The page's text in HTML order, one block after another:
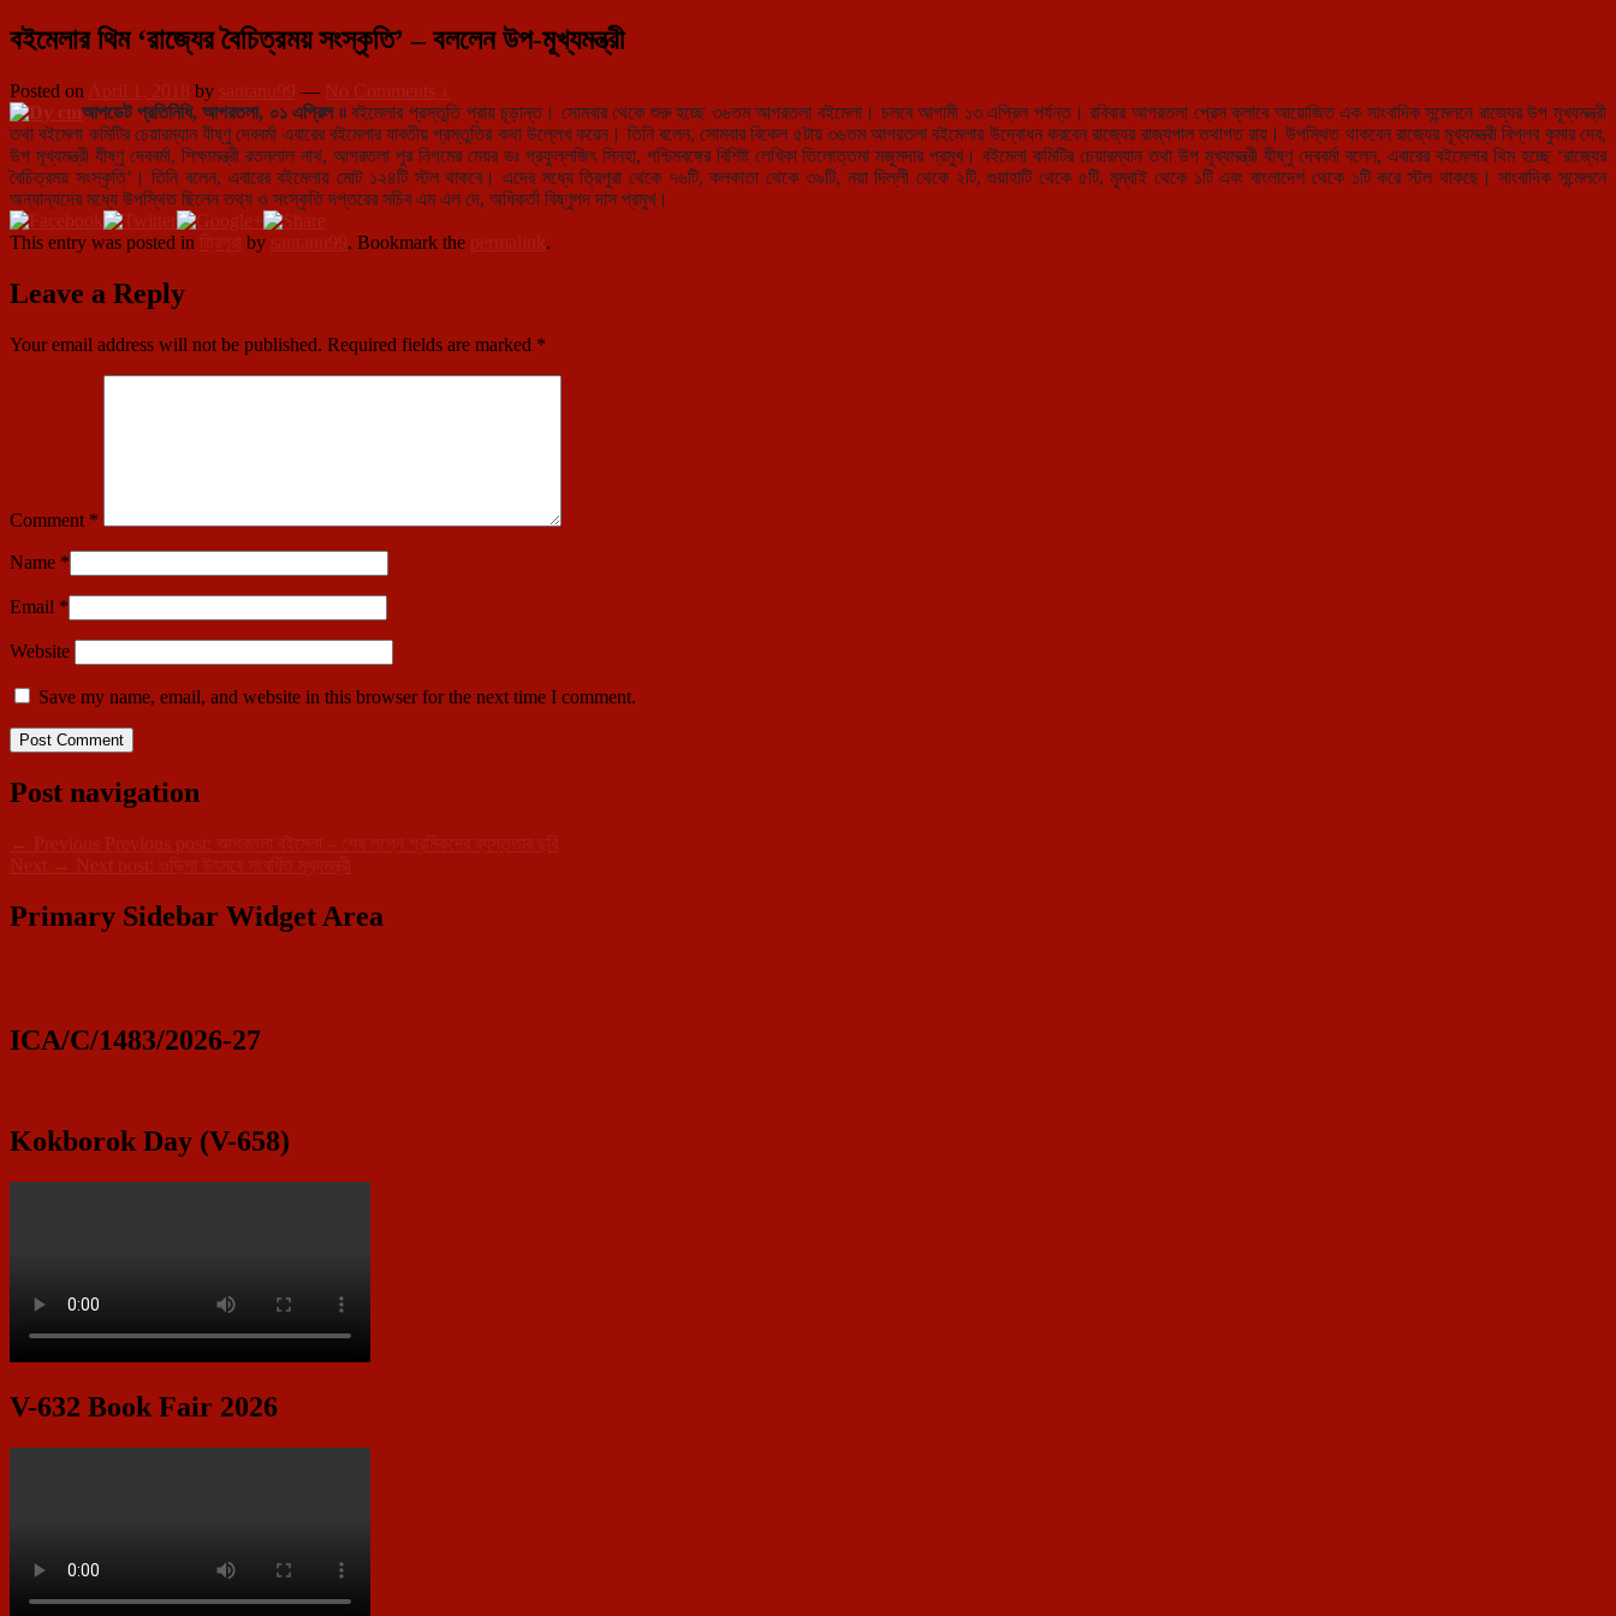
বইমেলার থিম ‘রাজ্যের বৈচিত্রময় সংস্কৃতি’ – বললেন উপ-মূখ্যমন্ত্রী
Posted on April 1, 2018 by santanu99 — No Comments ↓
আপডেট প্রতিনিধি, আগরতলা, ০১ এপ্রিল ৷৷বইমেলার প্রস্তুতি প্রায় চূড়ান্ত। সোমবার থেকে শুরু হচ্ছে ৩৬তম আগরতলা বইমেলা। চলবে আগামী ১৩ এপ্রিল পর্যন্ত। রবিবার আগরতলা প্রেস ক্লাবে আয়োজিত এক সাংবাদিক সন্মেলনে রাজ্যের উপ মূখ্যমন্ত্রী
তথা বইমেলা কমিটির চেয়ারম্যান যীষ্ণু দেববর্মা এবারের বইমেলার যাবতীয় প্রস্তুতির কথা উল্লেখ করেন। তিনি বলেন, সোমবার বিকেল ৫টায় ৩৬তম আগরতলা বইমেলার উদ্বোধন করবেন রাজ্যের রাজ্যপাল তথাগত রায়। উপস্থিত থাকবেন রাজ্যের মূখ্যমন্ত্রী বিপ্লব কুমার দেব,
উপ মূখ্যমন্ত্রী যীষ্ণু দেববর্মা, শিক্ষামন্ত্রী রতনলাল নাথ, আগরতলা পুর নিগমের মেয়র ডঃ প্রফুল্লজিৎ সিনহা, পশ্চিমবঙ্গের বিশিষ্ট লেখিকা তিলোত্তমা মজুমদার প্রমুখ। বইমেলা কমিটির চেয়ারম্যান তথা উপ মূখ্যমন্ত্রী যীষ্ণু দেববর্মা বলেন, এবারের বইমেলার থিম হচ্ছে ‘রাজ্যের
বৈচিত্রময় সংস্কৃতি’। তিনি বলেন, এবারের বইমেলায় মোট ১২৪টি স্টল থাকবে। এদের মধ্যে ত্রিপুরা থেকে ৭৬টি, কলকাতা থেকে ৩৯টি, নয়া দিল্লী থেকে ২টি, গুয়াহাটি থেকে ৫টি, মুম্বাই থেকে ১টি এবং বাংলাদেশ থেকে ১টি করে স্টল থাকছে। সাংবাদিক সন্মেলনে
অন্যান্যদের মধ্যে উপস্থিত ছিলেন তথ্য ও সংস্কৃতি দপ্তরের সচিব এম এল দে, অধিকর্তা বিষ্ণুপদ দাস প্রমুখ।
This entry was posted in ত্রিপুরা by santanu99. Bookmark the permalink.
Leave a Reply
Your email address will not be published. Required fields are marked *
Comment *
Name *
Email *
Website
Save my name, email, and website in this browser for the next time I comment.
Post navigation
← Previous Previous post:
আগরতলা বইমেলা – শেষ লগ্নে শ্রমিকদের ব্যস্ততার ছবি
Next → Next post: ওড়িশা উৎসবে সংবর্ধিত মূখ্যমন্ত্রী
Primary Sidebar Widget Area
ICA/C/1483/2026-27
Kokborok Day (V-658)
V-632 Book Fair 2026